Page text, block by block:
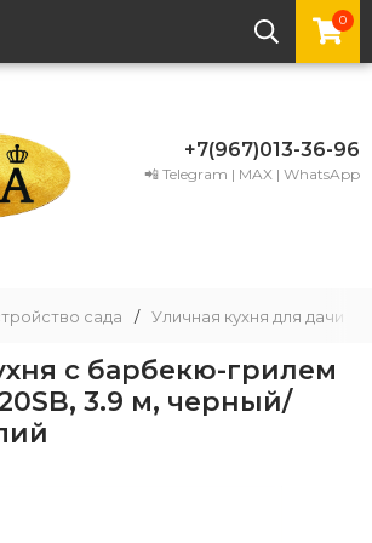
0
+7(967)013-36-96
📲 Telegram | MAX | WhatsApp
сада / Уличная кухня для дачи
с барбекю-грилем
3.9 м, черный/